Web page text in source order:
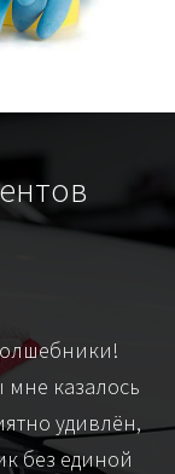
казалось
удивлён,
без единой